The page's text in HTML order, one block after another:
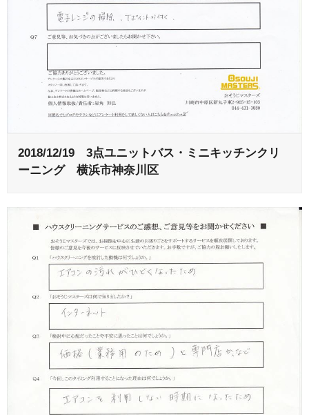
2018/12/19 3点ユニットバス・ミニキッチンクリ
ーニング 横浜市神奈川区